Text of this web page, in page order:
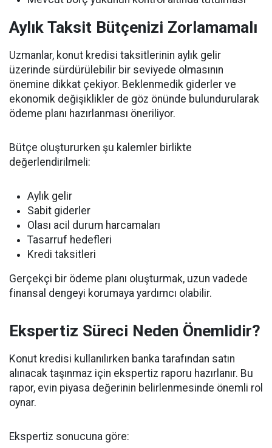
Aylık Taksit Bütçenizi Zorlamamalı
Uzmanlar, konut kredisi taksitlerinin aylık gelir
üzerinde sürdürülebilir bir seviyede olmasının
önemine dikkat çekiyor. Beklenmedik giderler ve
ekonomik değişiklikler de göz önünde bulundurularak
ödeme planı hazırlanması öneriliyor.
Bütçe oluştururken şu kalemler birlikte
değerlendirilmeli:
Aylık gelir
Sabit giderler
Olası acil durum harcamaları
Tasarruf hedefleri
Kredi taksitleri
Gerçekçi bir ödeme planı oluşturmak, uzun vadede
finansal dengeyi korumaya yardımcı olabilir.
Ekspertiz Süreci Neden Önemlidir?
Konut kredisi kullanılırken banka tarafından satın
alınacak taşınmaz için ekspertiz raporu hazırlanır. Bu
rapor, evin piyasa değerinin belirlenmesinde önemli rol
oynar.
Ekspertiz sonucuna göre: